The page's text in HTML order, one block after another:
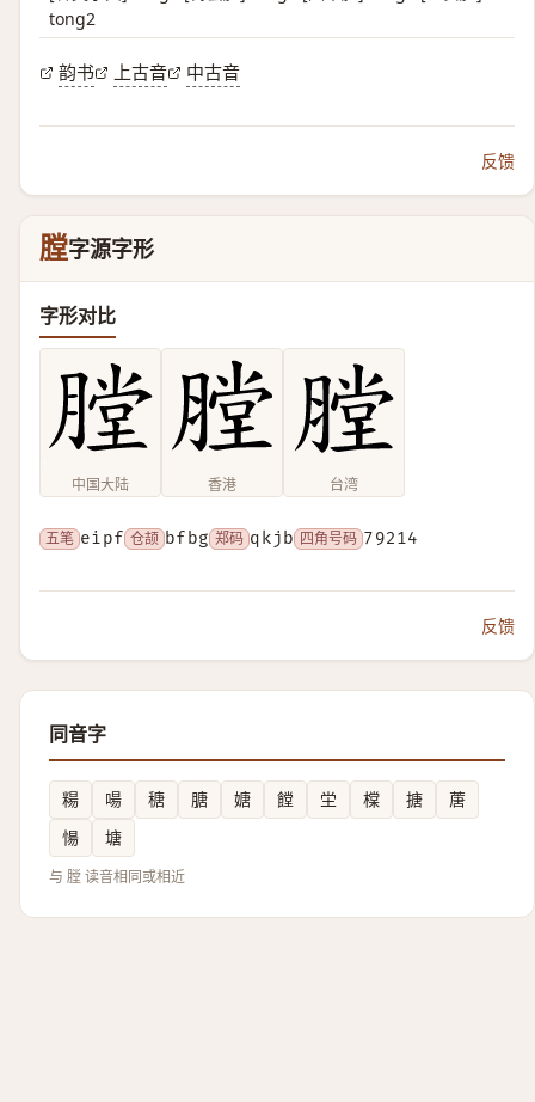
tong2
韵书 上古音 中古音
反馈
膛字源字形
字形对比
中国大陆 香港 台湾
五笔 eipf 仓颉 bfbg 郑码 qkjb 四角号码 79214
反馈
同音字
糃 啺 䅯 膅 㜍 饄 坣 橖 搪
蓎
愓
塘
与 膛 读音相同或相近